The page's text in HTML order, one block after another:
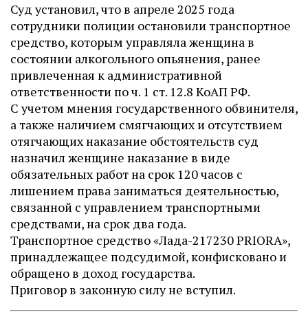
Суд установил, что в апреле 2025 года
сотрудники полиции остановили транспортное
средство, которым управляла женщина в
состоянии алкогольного опьянения, ранее
привлеченная к административной
ответственности по ч. 1 ст. 12.8 КоАП РФ.
С учетом мнения государственного обвинителя,
а также наличием смягчающих и отсутствием
отягчающих наказание обстоятельств суд
назначил женщине наказание в виде
обязательных работ на срок 120 часов с
лишением права заниматься деятельностью,
связанной с управлением транспортными
средствами, на срок два года.
Транспортное средство «Лада-217230 PRIORA»,
принадлежащее подсудимой, конфисковано и
обращено в доход государства.
Приговор в законную силу не вступил.